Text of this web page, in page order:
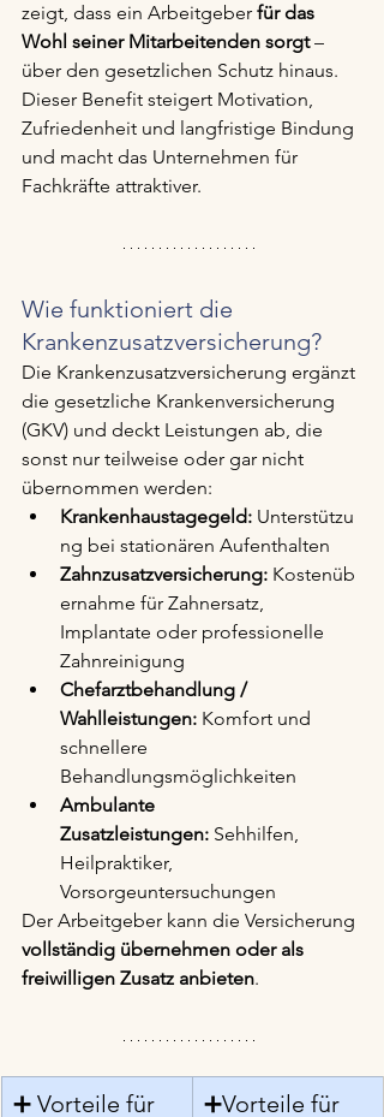
zeigt, dass ein Arbeitgeber für das
Wohl seiner Mitarbeitenden sorgt –
über den gesetzlichen Schutz hinaus.
Dieser Benefit steigert Motivation,
Zufriedenheit und langfristige Bindung
und macht das Unternehmen für
Fachkräfte attraktiver.
Wie funktioniert die
Krankenzusatzversicherung?
Die Krankenzusatzversicherung ergänzt
die gesetzliche Krankenversicherung
(GKV) und deckt Leistungen ab, die
sonst nur teilweise oder gar nicht
übernommen werden:
Krankenhaustagegeld: Unterstützu
ng bei stationären Aufenthalten
Zahnzusatzversicherung: Kostenüb
ernahme für Zahnersatz,
Implantate oder professionelle
Zahnreinigung
Chefarztbehandlung /
Wahlleistungen: Komfort und
schnellere
Behandlungsmöglichkeiten
Ambulante
Zusatzleistungen: Sehhilfen,
Heilpraktiker,
Vorsorgeuntersuchungen
Der Arbeitgeber kann die Versicherung
vollständig übernehmen oder als
freiwilligen Zusatz anbieten.
➕ Vorteile für
➕Vorteile für